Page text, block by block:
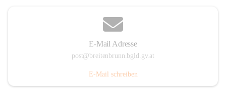
E-Mail Adresse
post@breitenbrunn.bgld.gv.at
E-Mail schreiben